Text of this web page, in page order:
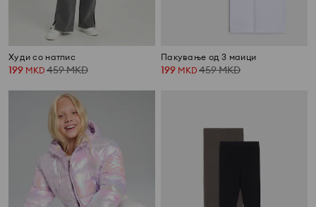
Худи со натпис
199 MKD 459MKD
Пакување од 3 маици
199 MKD 459MKD